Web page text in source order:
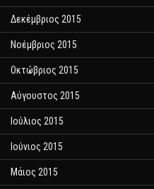
Δεκέμβριος 2015
Νοέμβριος 2015
Οκτώβριος 2015
Αύγουστος 2015
Ιούλιος 2015
Ιούνιος 2015
Μάιος 2015